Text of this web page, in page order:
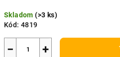
cena:
Skladom(>3 ks)
Kód: 4819
+
−